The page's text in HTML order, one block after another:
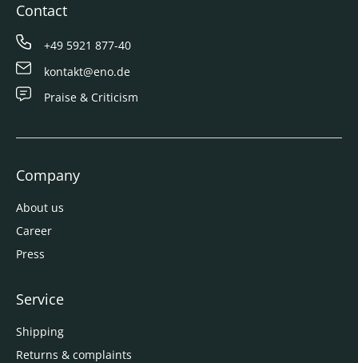
Contact
+49 5921 877-40
kontakt@eno.de
Praise & Criticism
Company
About us
Career
Press
Service
Shipping
Returns & complaints